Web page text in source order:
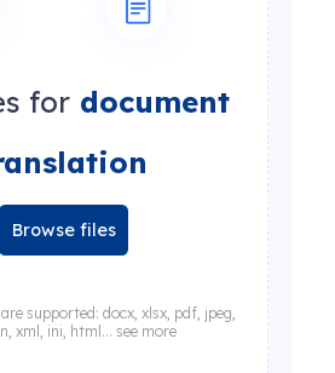
for document
Browse files
supported: docx, xlsx, pdf, jpeg,
xml, ini, html... see more